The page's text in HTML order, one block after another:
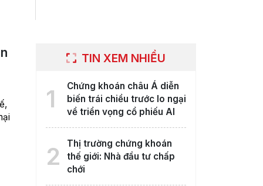
TIN XEM NHIỀU
1
Chứng khoán châu Á diễn
biến trái chiều trước lo ngại
về triển vọng cổ phiếu AI
2
Thị trường chứng khoán
thế giới: Nhà đầu tư chấp
chới